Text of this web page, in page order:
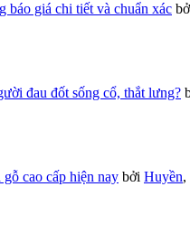
báo giá chi tiết và chuẩn xác
đau đốt sống cổ, thắt lưng?
cao cấp hiện nay bởi Huyền,